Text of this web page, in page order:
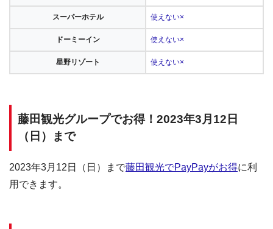
スーパーホテル 使えない×
ドーミーイン 使えない×
星野リゾート 使えない×
藤田観光グループでお得！2023年3月12日
（日）まで
2023年3月12日（日）まで藤田観光でPayPayがお得に利
用できます。